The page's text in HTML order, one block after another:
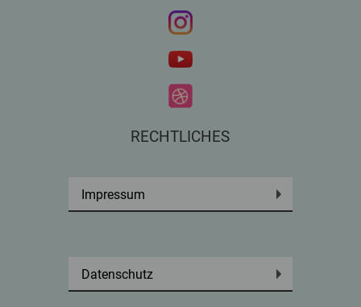
RECHTLICHES
Impressum
Datenschutz